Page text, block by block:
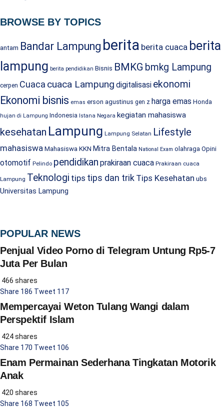
BROWSE BY TOPICS
antam Bandar Lampung berita berita cuaca berita
lampung berita pendidikan Bisnis BMKG bmkg Lampung
cerpen Cuaca cuaca Lampung digitalisasi ekonomi
Ekonomi bisnis emas erson agustinus gen z harga emas Honda
hujan di Lampung Indonesia Istana Negara kegiatan mahasiswa
kesehatan Lampung Lampung Selatan Lifestyle
mahasiswa Mahasiswa KKN Mitra Bentala National Exam olahraga Opini
otomotif Pelindo pendidikan prakiraan cuaca Prakiraan cuaca
Lampung Teknologi tips tips dan trik Tips Kesehatan ubs
Universitas Lampung
POPULAR NEWS
Penjual Video Porno di Telegram Untung Rp5-7
Juta Per Bulan
466 shares
Share 186 Tweet 117
Mempercayai Weton Tulang Wangi dalam
Perspektif Islam
424 shares
Share 170 Tweet 106
Enam Permainan Sederhana Tingkatan Motorik
Anak
420 shares
Share 168 Tweet 105